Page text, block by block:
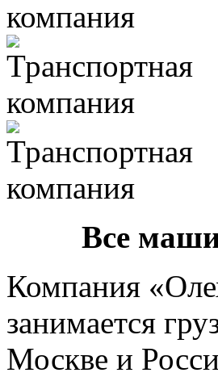
Все
Компания
занимается
Москве и